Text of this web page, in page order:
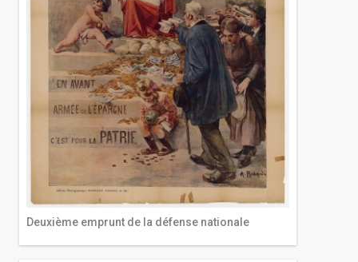
Deuxième emprunt de la défense nationale